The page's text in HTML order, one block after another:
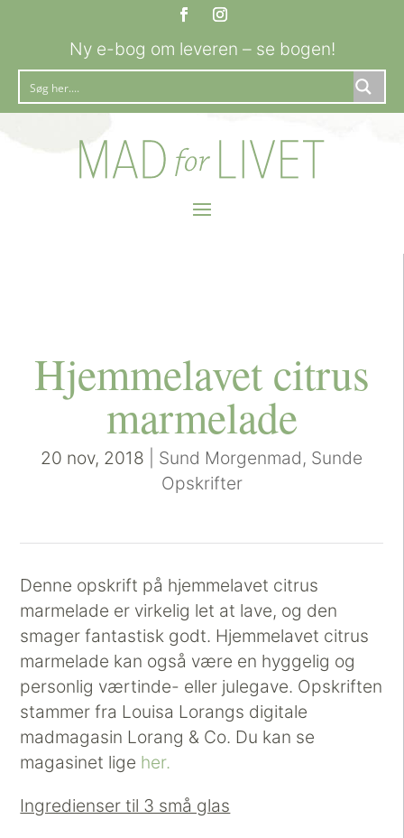
Ny e-bog om leveren – se bogen!
Hjemmelavet citrus
marmelade
20 nov, 2018 Sund Morgenmad, Sunde
Opskrifter
Denne opskrift på hjemmelavet citrus
marmelade er virkelig let at lave, og den
smager fantastisk godt. Hjemmelavet citrus
marmelade kan også være en hyggelig og
personlig værtinde- eller julegave. Opskriften
stammer fra Louisa Lorangs digitale
madmagasin Lorang & Co. Du kan se
magasinet lige her.
Ingredienser til 3 små glas